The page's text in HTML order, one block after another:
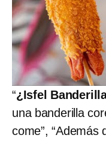
“¿Isfel
una banderilla
come”, “Además